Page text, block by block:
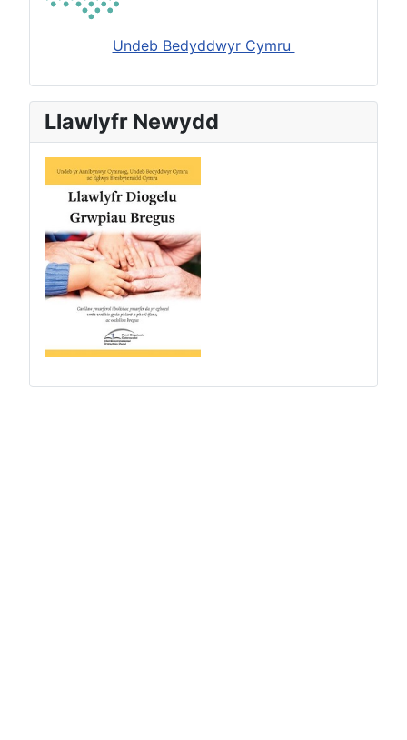
Undeb Bedyddwyr Cymru
Llawlyfr Newydd